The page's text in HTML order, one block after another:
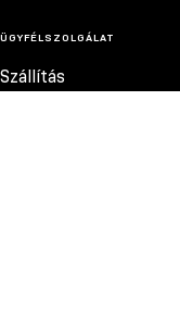
ÜGYFÉLSZOLGÁLAT
Szállítás